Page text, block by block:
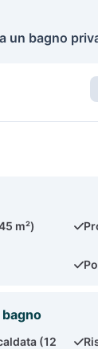
un bagno
m²)
(12